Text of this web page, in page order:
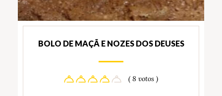
BOLO DE MAÇÃ E NOZES DOS DEUSES
( 8 votos )